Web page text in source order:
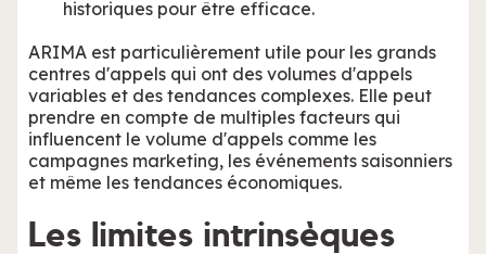
historiques pour être efficace.
ARIMA est particulièrement utile pour les grands
centres d'appels qui ont des volumes d'appels
variables et des tendances complexes. Elle peut
prendre en compte de multiples facteurs qui
influencent le volume d'appels comme les
campagnes marketing, les événements saisonniers
et même les tendances économiques.
Les limites intrinsèques